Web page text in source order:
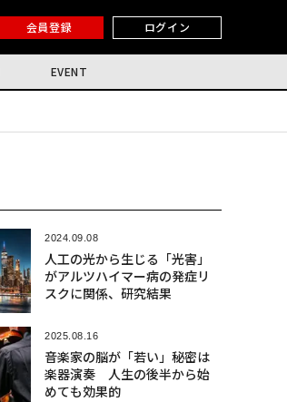
会員登録 ログイン
EVENT
2024.09.08
人工の光から生じる「光害」
がアルツハイマー病の発症リ
スクに関係、研究結果
2025.08.16
音楽家の脳が「若い」秘密は
楽器演奏 人生の後半から始
めても効果的